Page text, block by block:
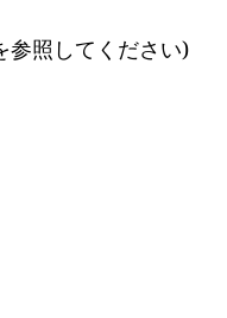
参照してください)